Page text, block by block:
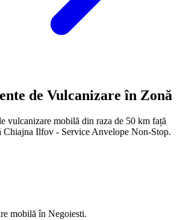
de Vulcanizare în Zonă
vulcanizare mobilă din raza de 50 km față
Chiajna Ilfov - Service Anvelope Non-Stop.
mobilă în Negoiesti.